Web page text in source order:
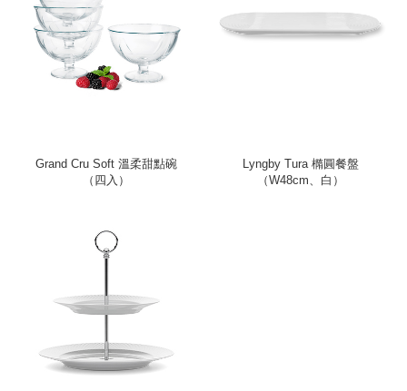
Grand Cru Soft 溫柔甜點碗
（四入）
Lyngby Tura 橢圓餐盤
（W48cm、白）